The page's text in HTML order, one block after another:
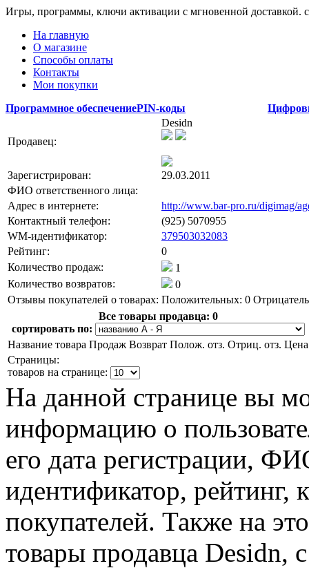
Игры, программы, ключи активации с мгновенной доставкой.
На главную
О магазине
Способы оплаты
Контакты
Мои покупки
Программное обеспечениеPIN-коды
Продавец:
Desidn
Зарегистрирован:
29.03.2011
ФИО ответственного лица:
Адрес в интернете:
http://www.bar-pro.ru/digimag/
Контактный телефон:
(925) 5070955
WM-идентификатор:
379503032083
Рейтинг:
0
Количество продаж:
1
Количество возвратов:
0
Отзывы покупателей о товарах: Положительных: 0
Все товары продавца: 0
сортировать по:
Название товара Продаж Возврат Полож. отз. Отриц. отз. Цена
Страницы:
товаров на странице:
На данной странице вы
информацию о
его дата регистрации,
идентификатор, рейтинг,
покупателей. Также на
товары продавца Desidn,